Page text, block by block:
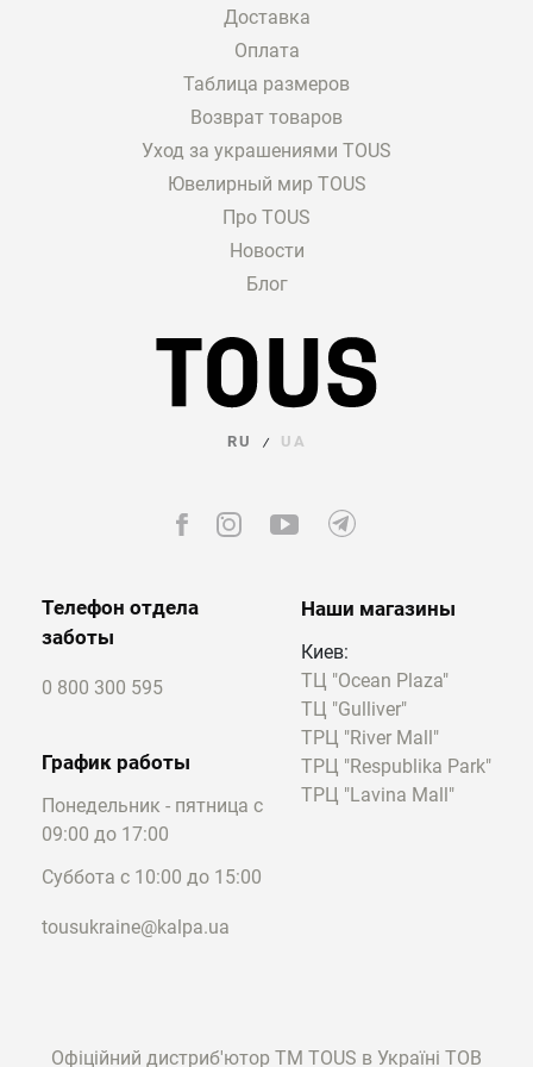
Доставка
Оплата
Таблица размеров
Возврат товаров
Уход за украшениями TOUS
Ювелирный мир TOUS
Про TOUS
Новости
Блог
RU / UA
Телефон отдела
заботы
0 800 300 595
График работы
Понедельник - пятница с
09:00 до 17:00
Суббота с 10:00 до 15:00
tousukraine@kalpa.ua
Наши магазины
Киев:
ТЦ "Ocean Plaza"
ТЦ "Gulliver"
ТРЦ "River Mall"
ТРЦ "Respublika Park"
ТРЦ "Lavina Mall"
Офіційний дистриб'ютор ТМ TOUS в Україні ТОВ